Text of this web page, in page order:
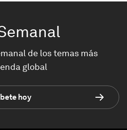
de los temas más
global
hoy